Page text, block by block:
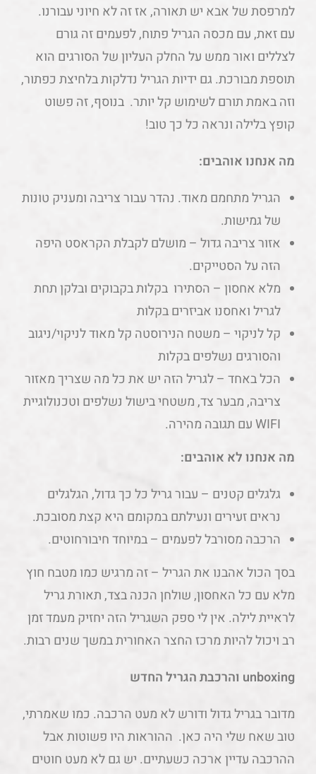
למרפסת של אבא יש תאורה, אז זה לא חיוני עבורנו.
עם זאת, עם מכסה הגריל פתוח, לפעמים זה גורם
לצללים ואור ממש על החלק העליון של הסורגים הוא
תוספת מבורכת. גם ידיות הגריל נדלקות בלחיצת כפתור,
וזה באמת תורם לשימוש קל יותר. בנוסף, זה פשוט
קופץ בלילה ונראה כל כך טוב!
מה אנחנו אוהבים:
הגריל מתחמם מאוד. נהדר עבור צריבה ומעניק טונות
של גמישות.
אזור צריבה גדול – מושלם לקבלת הקראסט היפה
הזה על הסטייקים.
מלא אחסון – הסתירו בקלות בקבוקים ובלקן תחת
לגריל ואחסנו אביזרים בקלות
קל לניקוי – משטח הנירוסטה קל מאוד לניקוי/ניגוב
והסורגים נשלפים בקלות
הכל באחד – לגריל הזה יש את כל מה שצריך מאזור
צריבה, מבער צד, משטחי בישול נשלפים וטכנולוגיית
WIFI עם תגובה מהירה.
מה אנחנו לא אוהבים:
גלגלים קטנים – עבור גריל כל כך גדול, הגלגלים
נראים זעירים ונעילתם במקומם היא קצת מסובכת.
הרכבה מסורבל לפעמים – במיוחד חיבורחוטים.
בסך הכול אהבנו את הגריל – זה מרגיש כמו מטבח חוץ
מלא עם כל האחסון, שולחן הכנה בצד, תאורת גריל
לראיית לילה. אין לי ספק השגריל הזה יחזיק מעמד זמן
רב ויכול להיות מרכז החצר האחורית במשך שנים רבות.
unboxing והרכבת הגריל החדש
מדובר בגריל גדול ודורש לא מעט הרכבה. כמו שאמרתי,
טוב שאח שלי היה כאן. ההוראות היו פשוטות אבל
ההרכבה עדיין ארכה כשעתיים. יש גם לא מעט חוטים